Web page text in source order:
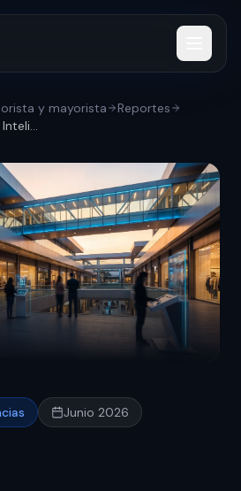
y mayorista
Reportes
Análisis de Tendencias: Inteligencia art...
Junio 2026